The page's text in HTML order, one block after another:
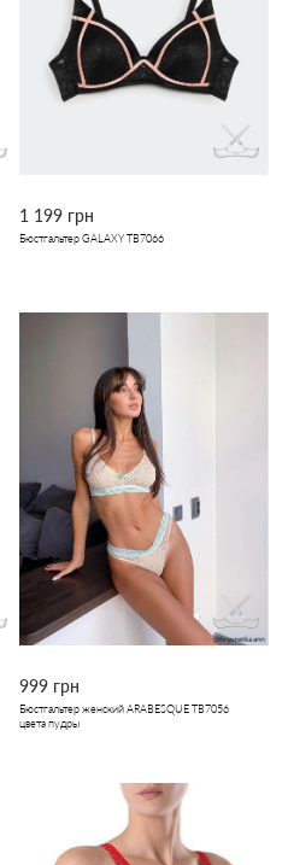
1 199 грн
Бюстгальтер GALAXY TB7066
999 грн
Бюстгальтер женский ARABESQUE TB7056
цвета пудры